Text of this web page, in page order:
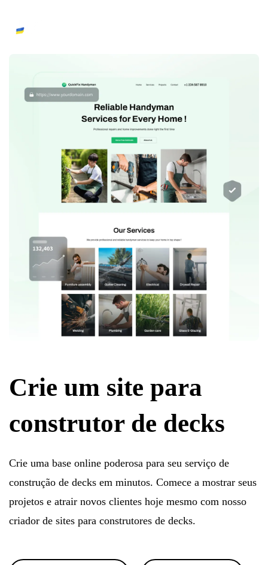
Crie um site para
construtor de decks
Crie uma base online poderosa para seu serviço de
construção de decks em minutos. Comece a mostrar seus
projetos e atrair novos clientes hoje mesmo com nosso
criador de sites para construtores de decks.